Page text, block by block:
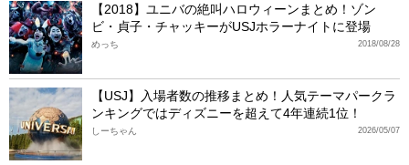
【2018】ユニバの絶叫ハロウィーンまとめ！ゾン
ビ・貞子・チャッキーがUSJホラーナイトに登場
2018/08/28
めっち
【USJ】入場者数の推移まとめ！人気テーマパークラ
ンキングではディズニーを超えて4年連続1位！
2026/05/07
しーちゃん